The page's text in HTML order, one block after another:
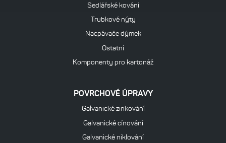
Sedlářské kování
Trubkové nýty
Nacpávače dýmek
Ostatní
Komponenty pro kartonáž
POVRCHOVÉ ÚPRAVY
Galvanické zinkování
Galvanické cínování
Galvanické niklování